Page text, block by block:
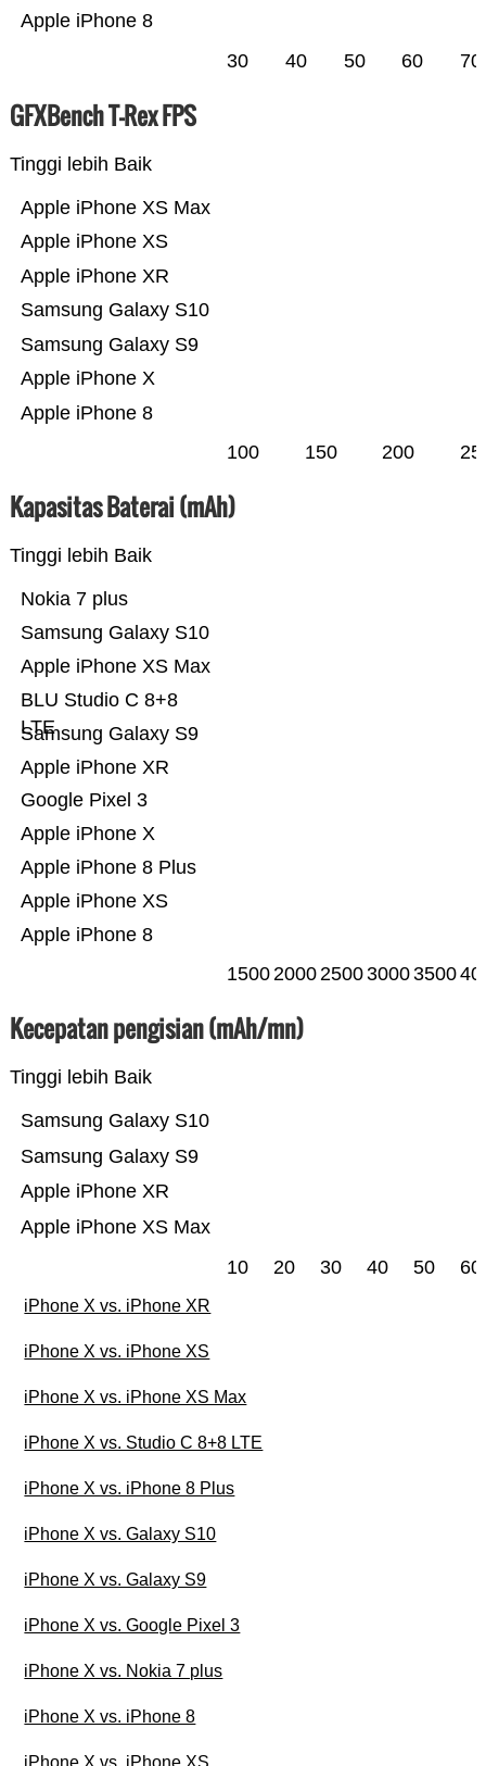
Apple iPhone 8
30 40 50 60 70
GFXBench T-Rex FPS
Tinggi lebih Baik
Apple iPhone 8
Apple iPhone X
Samsung Galaxy S9
Samsung Galaxy S10
Apple iPhone XR
Apple iPhone XS
Apple iPhone XS Max
100 150 200
Kapasitas Baterai (mAh)
Tinggi lebih Baik
Apple iPhone 8
Apple iPhone XS
Apple iPhone 8 Plus
Apple iPhone X
Google Pixel 3
Apple iPhone XR
Samsung Galaxy S9
BLU Studio C 8+8
LTE
Apple iPhone XS Max
Samsung Galaxy S10
Nokia 7 plus
15002000250030003500
Kecepatan pengisian (mAh/mn)
Tinggi lebih Baik
Apple iPhone XS Max
Apple iPhone XR
Samsung Galaxy S9
Samsung Galaxy S10
10 20 30 40 50 60
iPhone X vs. iPhone XR
iPhone X vs. iPhone XS
iPhone X vs. iPhone XS Max
iPhone X vs. Studio C 8+8 LTE
iPhone X vs. iPhone 8 Plus
iPhone X vs. Galaxy S10
iPhone X vs. Galaxy S9
iPhone X vs. Google Pixel 3
iPhone X vs. Nokia 7 plus
iPhone X vs. iPhone 8
iPhone X vs. iPhone XS